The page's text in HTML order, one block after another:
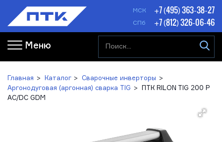
МСК +7 (495) 363-38-27
СПб +7 (812) 326-06-46
Меню
Главная Каталог
Сварочные инверторы
Аргонодуговая (аргонная) сварка TIG
ПТК RILON TIG 200 P
AC/DC GDM